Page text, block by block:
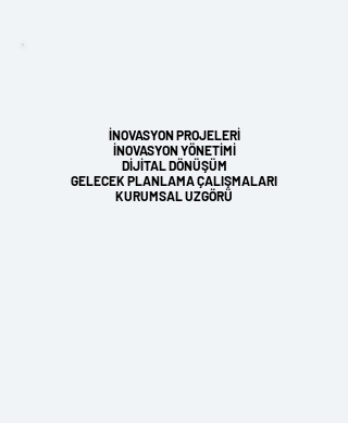
İNOVASYON PROJELERİ
İNOVASYON YÖNETİMİ
DİJİTAL DÖNÜŞÜM
GELECEK PLANLAMA ÇALIŞMALARI
KURUMSAL UZGÖRÜ